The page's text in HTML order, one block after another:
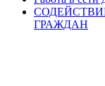
ГРАЖДАН